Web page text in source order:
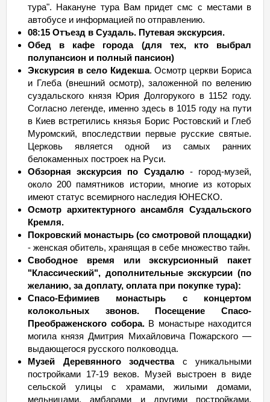
тура". Накануне тура Вам придет смс с местами в
автобусе и информацией по отправлению.
08:15 Отъезд в Суздаль. Путевая экскурсия.
Обед в кафе города (для тех, кто выбрал
полупансион и полный пансион)
Экскурсия в село Кидекша. Осмотр церкви Бориса
и Глеба (внешний осмотр), заложенной по велению
суздальского князя Юрия Долгорукого в 1152 году.
Согласно легенде, именно здесь в 1015 году на пути
в Киев встретились князья Борис Ростовский и Глеб
Муромский, впоследствии первые русские святые.
Церковь является одной из самых ранних
белокаменных построек на Руси.
Обзорная экскурсия по Суздалю- город-музей,
около 200 памятников истории, многие из которых
имеют статус всемирного наследия ЮНЕСКО.
Осмотр архитектурного ансамбля Суздальского
Кремля.
Покровский монастырь (со смотровой площадки)
- женская обитель, хранящая в себе множество тайн.
Свободное время или экскурсионный пакет
"Классический", дополнительные экскурсии (по
желанию, за доплату, оплата при покупке тура):
Спасо-Ефимиев монастырь с концертом
колокольных звонов. Посещение Спасо-
Преображенского собора.В монастыре находится
могила князя Дмитрия Михайловича Пожарского —
выдающегося русского полководца.
Музей Деревянного зодчествас уникальными
постройками 17-19 веков. Музей выстроен в виде
сельской улицы с храмами, жилыми домами,
мельницами, амбарами и другими постройками,